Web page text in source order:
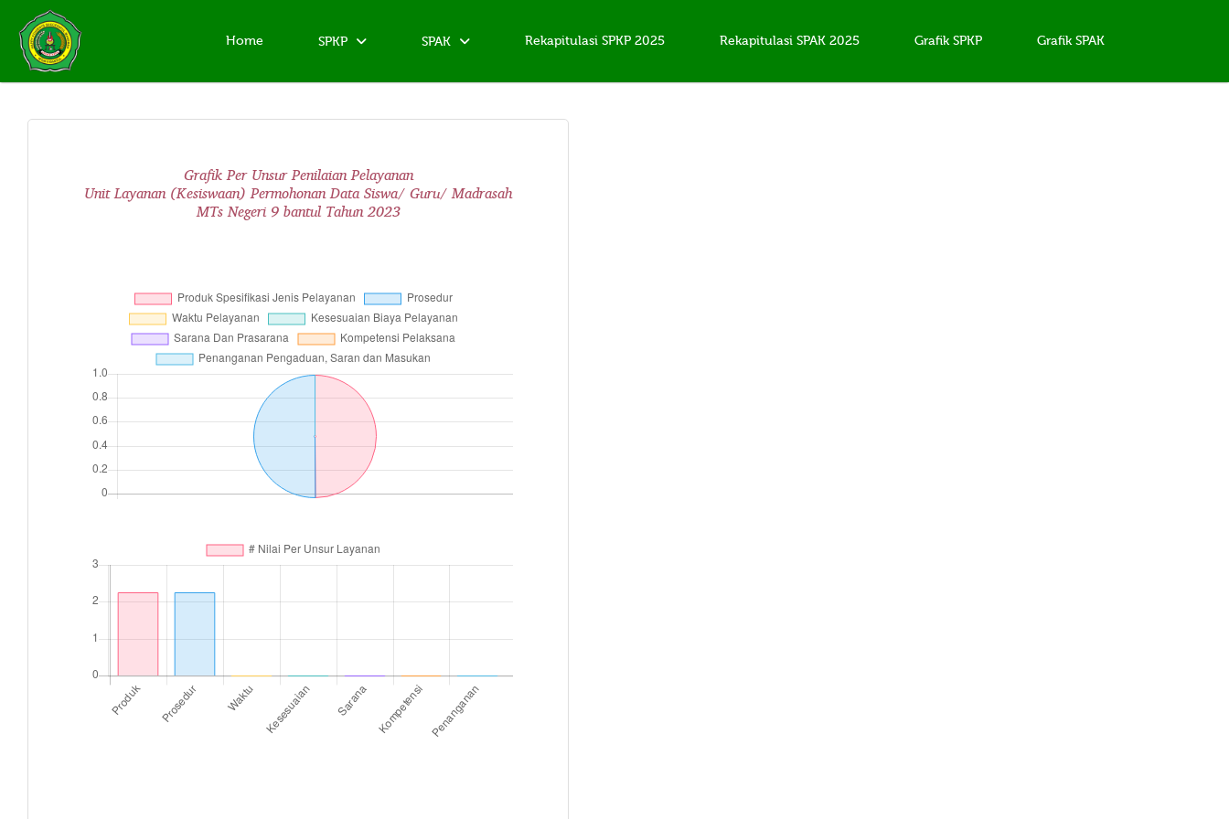
Home SPKP SPAK Rekapitulasi SPKP 2025 Rekapitulasi SPAK 2025 Grafik SPKP Grafik SPAK
Grafik Per Unsur Penilaian Pelayanan
Unit Layanan (Kesiswaan) Permohonan Data Siswa/ Guru/ Madrasah
MTs Negeri 9 bantul Tahun 2023